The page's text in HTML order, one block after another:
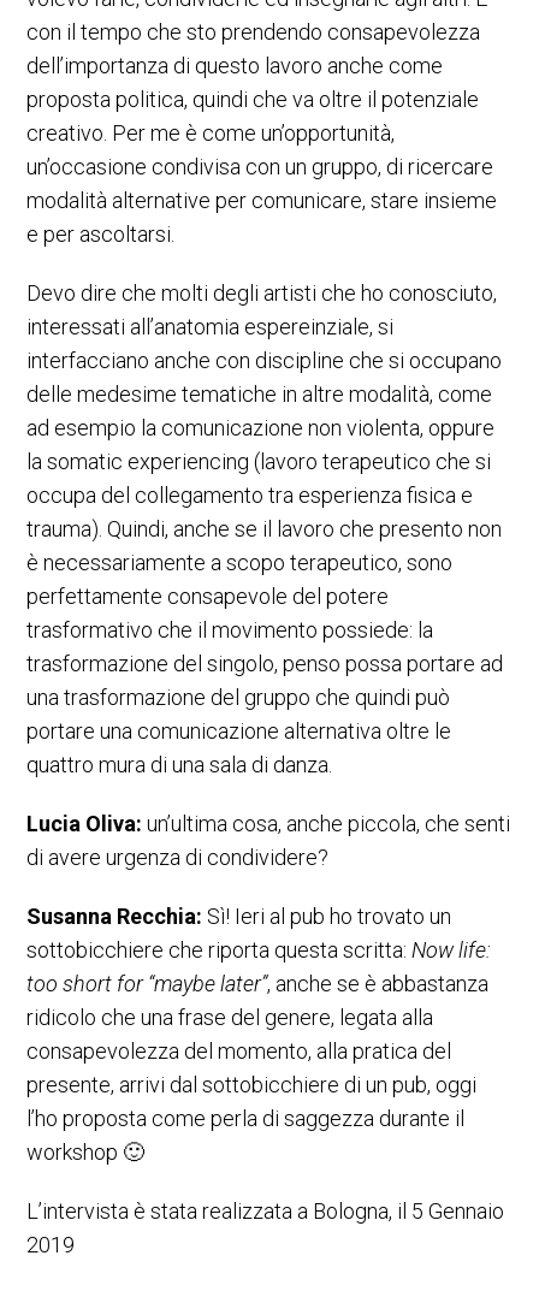
con il tempo che sto prendendo consapevolezza
dell’importanza di questo lavoro anche come
proposta politica, quindi che va oltre il potenziale
creativo. Per me è come un’opportunità,
un’occasione condivisa con un gruppo, di ricercare
modalità alternative per comunicare, stare insieme
e per ascoltarsi.
Devo dire che molti degli artisti che ho conosciuto,
interessati all’anatomia espereinziale, si
interfacciano anche con discipline che si occupano
delle medesime tematiche in altre modalità, come
ad esempio la comunicazione non violenta, oppure
la somatic experiencing (lavoro terapeutico che si
occupa del collegamento tra esperienza fisica e
trauma). Quindi, anche se il lavoro che presento non
è necessariamente a scopo terapeutico, sono
perfettamente consapevole del potere
trasformativo che il movimento possiede: la
trasformazione del singolo, penso possa portare ad
una trasformazione del gruppo che quindi può
portare una comunicazione alternativa oltre le
quattro mura di una sala di danza.
Lucia Oliva: un’ultima cosa, anche piccola, che senti
di avere urgenza di condividere?
Susanna Recchia: Sì! Ieri al pub ho trovato un
sottobicchiere che riporta questa scritta:Now life:
too short for “maybe later”, anche se è abbastanza
ridicolo che una frase del genere, legata alla
consapevolezza del momento, alla pratica del
presente, arrivi dal sottobicchiere di un pub, oggi
l’ho proposta come perla di saggezza durante il
workshop 🙂
L’intervista è stata realizzata a Bologna, il 5 Gennaio
2019